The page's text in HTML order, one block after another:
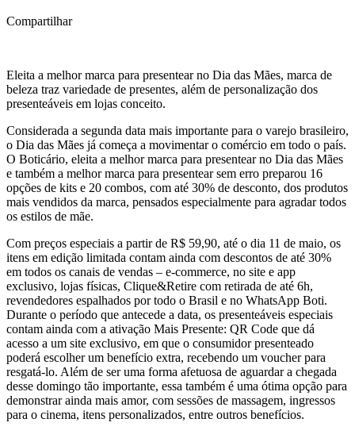
Compartilhar
Eleita a melhor marca para presentear no Dia das Mães, marca de
beleza traz variedade de presentes, além de personalização dos
presenteáveis em lojas conceito.
Considerada a segunda data mais importante para o varejo brasileiro,
o Dia das Mães já começa a movimentar o comércio em todo o país.
O Boticário, eleita a melhor marca para presentear no Dia das Mães
e também a melhor marca para presentear sem erro preparou 16
opções de kits e 20 combos, com até 30% de desconto, dos produtos
mais vendidos da marca, pensados especialmente para agradar todos
os estilos de mãe.
Com preços especiais a partir de R$ 59,90, até o dia 11 de maio, os
itens em edição limitada contam ainda com descontos de até 30%
em todos os canais de vendas – e-commerce, no site e app
exclusivo, lojas físicas, Clique&Retire com retirada de até 6h,
revendedores espalhados por todo o Brasil e no WhatsApp Boti.
Durante o período que antecede a data, os presenteáveis especiais
contam ainda com a ativação Mais Presente: QR Code que dá
acesso a um site exclusivo, em que o consumidor presenteado
poderá escolher um benefício extra, recebendo um voucher para
resgatá-lo. Além de ser uma forma afetuosa de aguardar a chegada
desse domingo tão importante, essa também é uma ótima opção para
demonstrar ainda mais amor, com sessões de massagem, ingressos
para o cinema, itens personalizados, entre outros benefícios.